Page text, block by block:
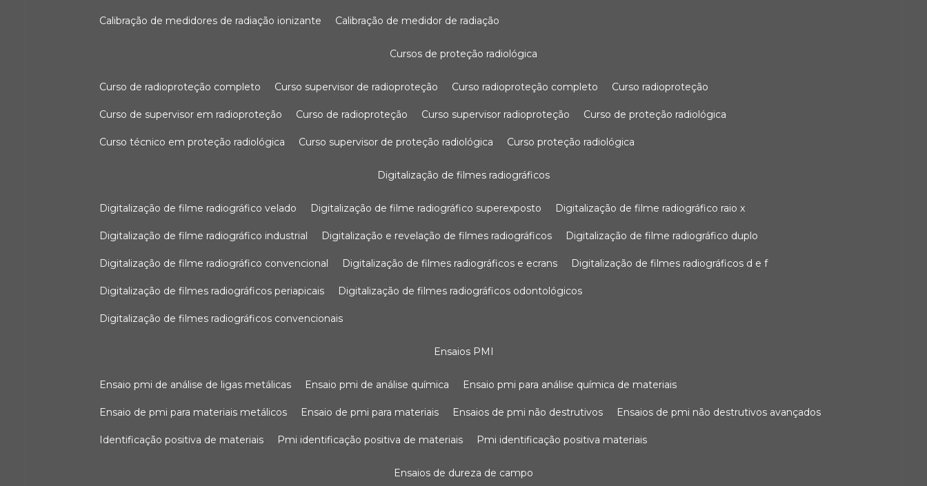
calibração de medidores de radiação ionizante calibração de medidor de radiação
cursos de proteção radiológica
curso de radioproteção completo curso supervisor de radioproteção curso radioproteção completo curso radioproteção
curso de supervisor em radioproteção curso de radioproteção curso supervisor radioproteção curso de proteção radiológica
curso técnico em proteção radiológica curso supervisor de proteção radiológica curso proteção radiológica
digitalização de filmes radiográficos
digitalização de filme radiográfico velado digitalização de filme radiográfico superexposto digitalização de filme radiográfico raio x
digitalização de filme radiográfico industrial digitalização e revelação de filmes radiográficos digitalização de filme radiográfico duplo
digitalização de filme radiográfico convencional digitalização de filmes radiográficos e ecrans digitalização de filmes radiográficos d e f
digitalização de filmes radiográficos periapicais digitalização de filmes radiográficos odontológicos
digitalização de filmes radiográficos convencionais
ensaios PMI
ensaio pmi de análise de ligas metálicas ensaio pmi de análise química ensaio pmi para análise química de materiais
ensaio de pmi para materiais metálicos ensaio de pmi para materiais ensaios de pmi não destrutivos ensaios de pmi não destrutivos avançados
identificação positiva de materiais pmi identificação positiva de materiais pmi identificação positiva materiais
ensaios de dureza de campo